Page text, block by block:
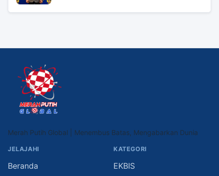
Merah Putih Global | Menembus Batas, Mengabarkan Dunia
JELAJAHI
Beranda
KATEGORI
EKBIS